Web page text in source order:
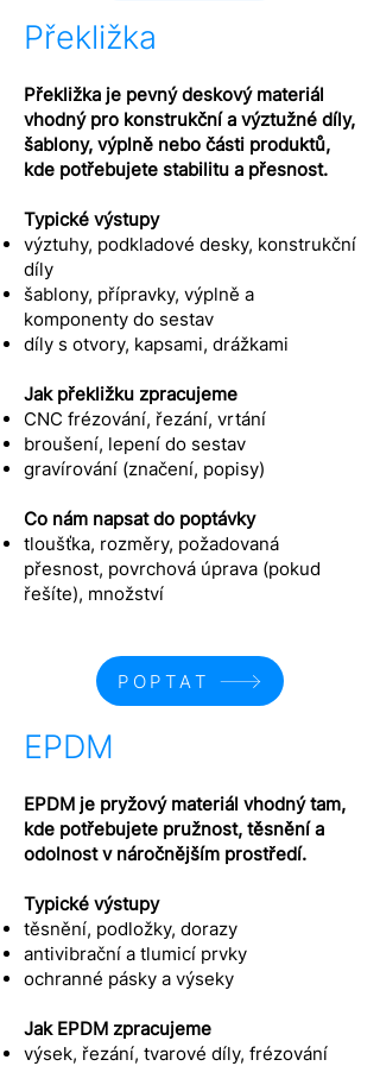
Překližka
Překližka je pevný deskový materiál
vhodný pro konstrukční a výztužné díly,
šablony, výplně nebo části produktů,
kde potřebujete stabilitu a přesnost.
Typické výstupy
výztuhy, podkladové desky, konstrukční
díly
šablony, přípravky, výplně a
komponenty do sestav
díly s otvory, kapsami, drážkami
Jak překližku zpracujeme
CNC frézování, řezání, vrtání
broušení, lepení do sestav
gravírování (značení, popisy)
Co nám napsat do poptávky
tloušťka, rozměry, požadovaná
přesnost, povrchová úprava (pokud
řešíte), množství
POPTAT
EPDM
EPDM je pryžový materiál vhodný tam,
kde potřebujete pružnost, těsnění a
odolnost v náročnějším prostředí.
Typické výstupy
těsnění, podložky, dorazy
antivibrační a tlumicí prvky
ochranné pásky a výseky
Jak EPDM zpracujeme
výsek, řezání, tvarové díly, frézování